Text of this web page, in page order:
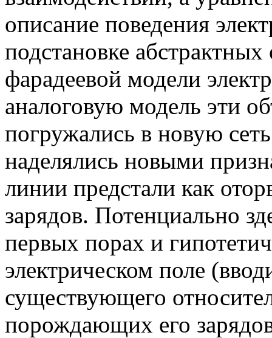
описание поведения
подстановке
фарадеевой модели
аналоговую модель эти
погружались в новую
наделялись новыми
линии предстали как
зарядов. Потенциально
первых порах и
электрическом поле
существующего
порождающих его